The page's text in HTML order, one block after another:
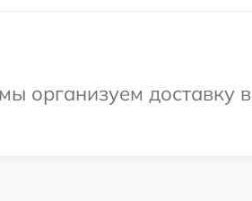
организуем доставку в